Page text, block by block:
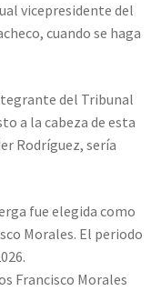
vicepresidente del
cuando se haga
del Tribunal
a la cabeza de esta
Rodríguez, sería
fue elegida como
Morales. El periodo
Francisco Morales